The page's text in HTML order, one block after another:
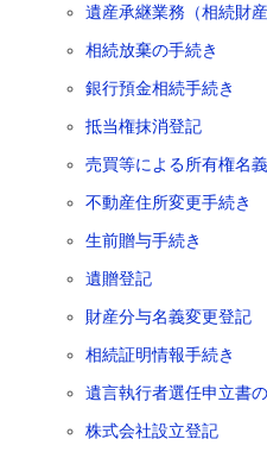
遺産承継業務（相続財
相続放棄の手続き
銀行預金相続手続き
抵当権抹消登記
売買等による所有権名
不動産住所変更手続き
生前贈与手続き
遺贈登記
財産分与名義変更登記
相続証明情報手続き
遺言執行者選任申立書
株式会社設立登記